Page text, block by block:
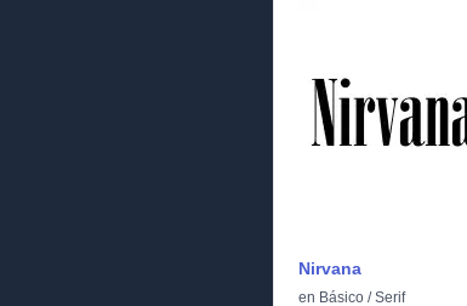
Nirvana
en Básico /Serif